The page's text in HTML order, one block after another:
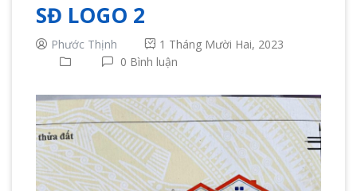
SĐ LOGO 2
Phước Thịnh
1 Tháng Mười Hai, 2023
0 Bình luận